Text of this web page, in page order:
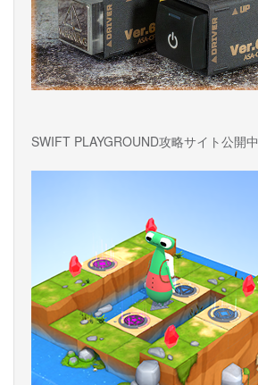
SWIFT PLAYGROUND攻略サイト公開中